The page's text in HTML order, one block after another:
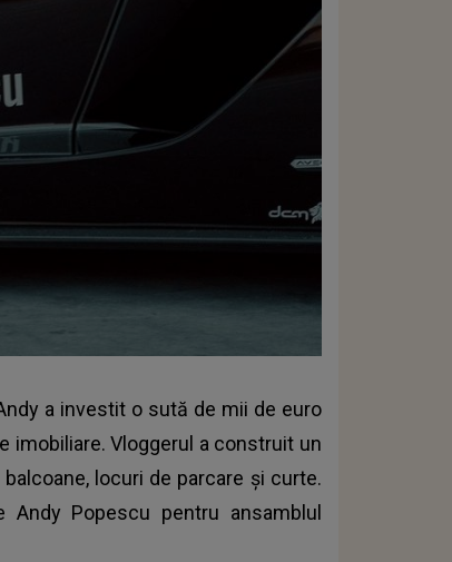
a investit o sută de mii de euro
Vloggerul a construit un
locuri de parcare şi curte.
Popescu pentru ansamblul